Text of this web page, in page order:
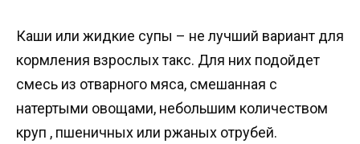
Каши или жидкие супы – не лучший вариант для
кормления взрослых такс. Для них подойдет
смесь из отварного мяса, смешанная с
натертыми овощами, небольшим количеством
круп , пшеничных или ржаных отрубей.